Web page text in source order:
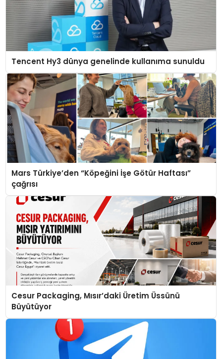
Tencent Hy3 dünya genelinde kullanıma sunuldu
Mars Türkiye’den “Köpeğini İşe Götür Haftası”
çağrısı
Cesur Packaging, Mısır’daki Üretim Üssünü
Büyütüyor